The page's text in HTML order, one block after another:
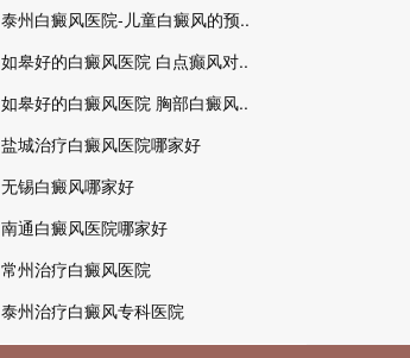
泰州白癜风医院-儿童白癜风的预..
如皋好的白癜风医院 白点癫风对..
如皋好的白癜风医院 胸部白癜风..
盐城治疗白癜风医院哪家好
无锡白癜风哪家好
南通白癜风医院哪家好
常州治疗白癜风医院
泰州治疗白癜风专科医院